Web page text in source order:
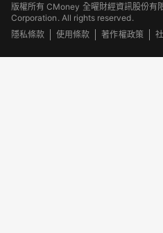
版權所有 CMoney 全曜財經資訊股份
Corporation. All rights reserved.
隱私條款
使用條款 著作權政策